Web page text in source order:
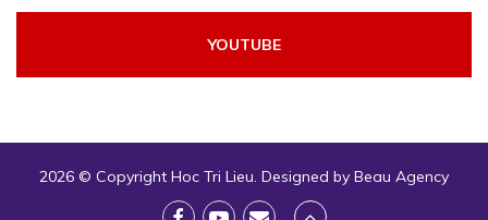
YOUTUBE
2026 © Copyright Hoc Tri Lieu. Designed by Beau Agency